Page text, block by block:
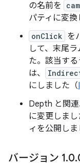
の名前を
パティに変
onClick を
して、末尾
た。該当す
は、
にしました（
Depth と関
に変更しまし
ィを公開し
バージョン 1.0.